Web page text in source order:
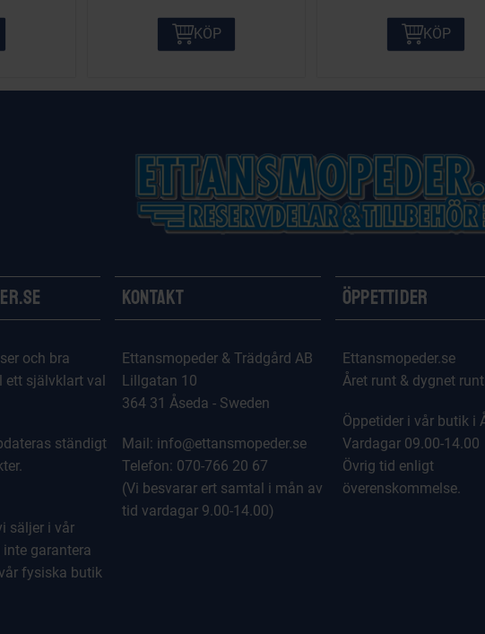
KÖP KÖP
och bra
ett självklart val
ständigt
säljer i vår
garantera
fysiska butik
Kontakt
Ettansmopeder & Trädgård AB
Lillgatan 10
364 31 Åseda - Sweden
Mail: info@ettansmopeder.se
Telefon: 070-766 20 67
(Vi besvarar ert samtal i mån av
tid vardagar 9.00-14.00)
Öppettider
Ettansmopeder.se
Året runt & dygnet runt
Öppetider i vår butik i
Vardagar 09.00-14.00
Övrig tid enligt
överenskommelse.